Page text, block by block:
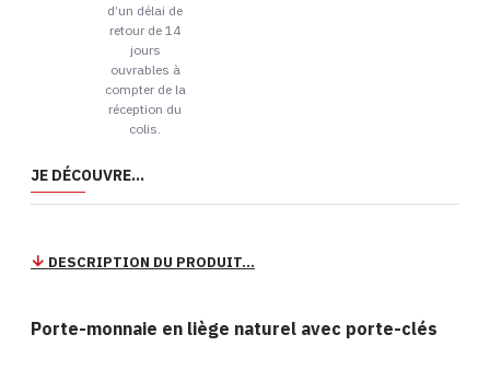
d’un délai de
retour de 14
jours
ouvrables à
compter de la
réception du
colis.
JE DÉCOUVRE...
DESCRIPTION DU PRODUIT...
Porte-monnaie en liège naturel avec porte-clés